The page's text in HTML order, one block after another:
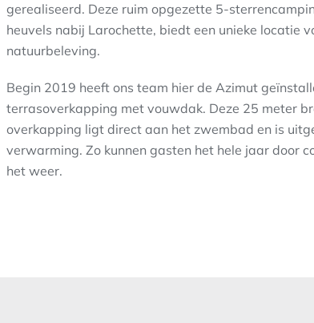
gerealiseerd. Deze ruim opgezette 5-
heuvels nabij Larochette, biedt een unieke locatie
natuurbeleving.
Begin 2019 heeft ons team hier de Azimut
terrasoverkapping met vouwdak. Deze 25 meter
overkapping ligt direct aan het zwembad en is
verwarming. Zo kunnen gasten het hele jaar door
het weer.